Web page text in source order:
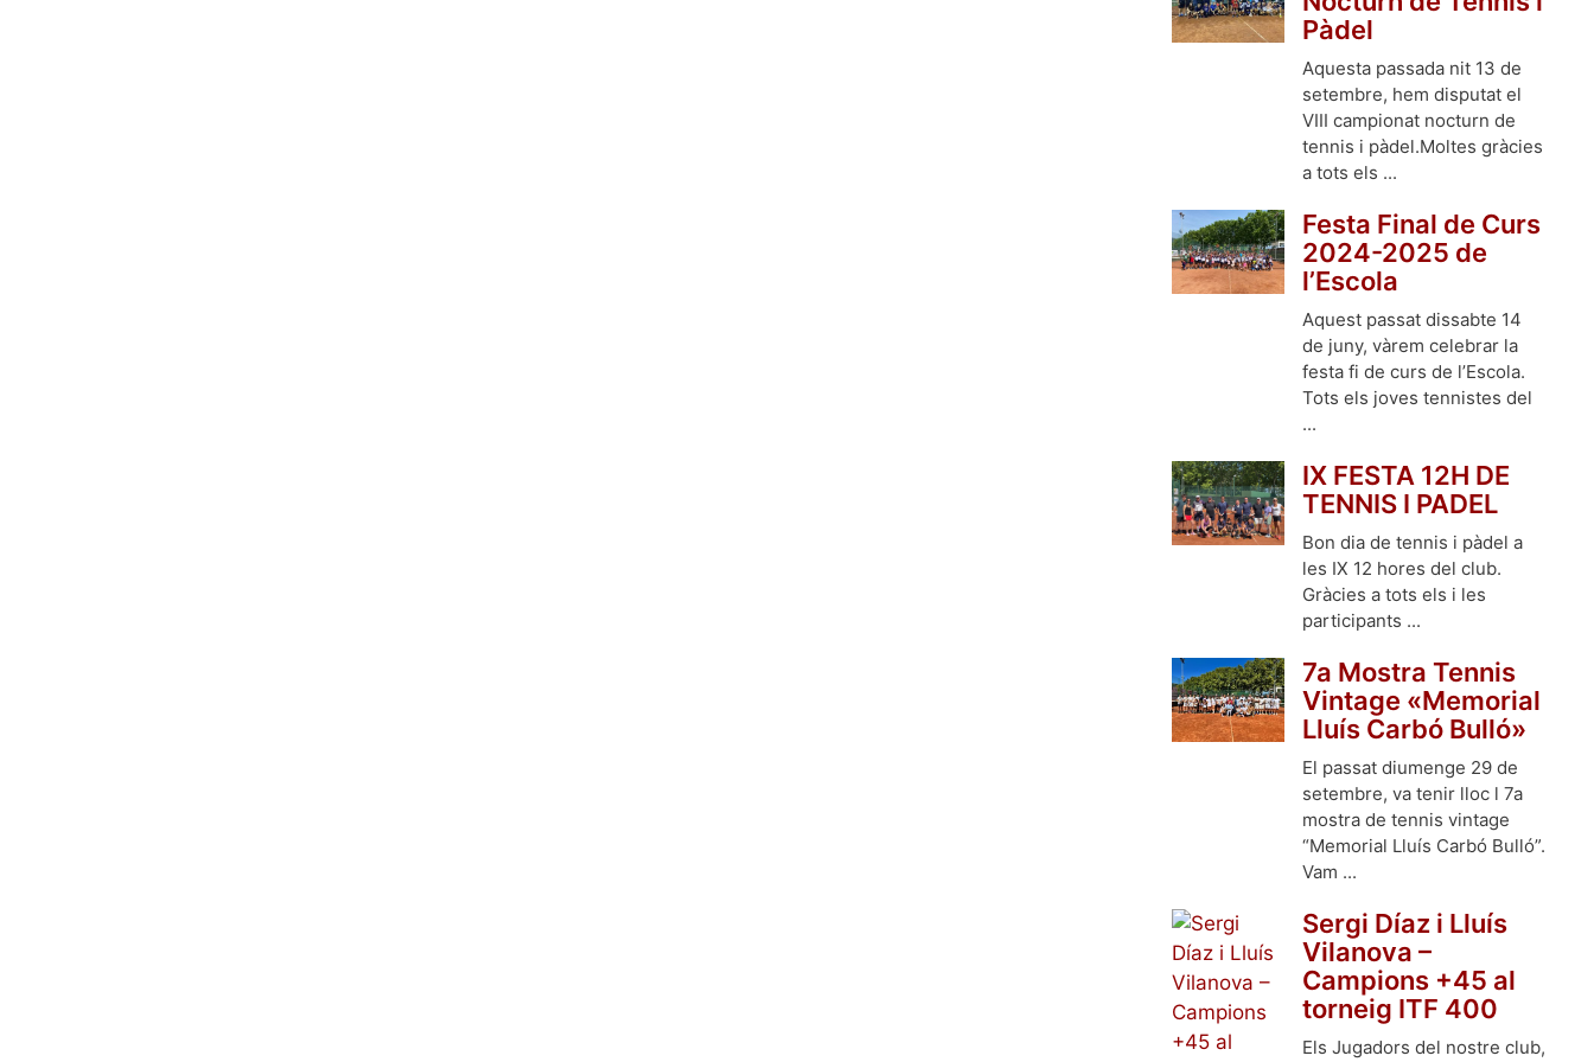
Pàdel
Aquesta passada nit 13 de
setembre, hem disputat el
VIII campionat nocturn de
tennis i pàdel.Moltes gràcies
a tots els ...
Festa Final de Curs
2024-2025 de
l’Escola
Aquest passat dissabte 14
de juny, vàrem celebrar la
festa fi de curs de l’Escola.
Tots els joves tennistes del
...
IX FESTA 12H DE
TENNIS I PADEL
Bon dia de tennis i pàdel a
les IX 12 hores del club.
Gràcies a tots els i les
participants ...
7a Mostra Tennis
Vintage «Memorial
Lluís Carbó Bulló»
El passat diumenge 29 de
setembre, va tenir lloc l 7a
mostra de tennis vintage
“Memorial Lluís Carbó Bulló”.
Vam ...
Sergi Díaz i Lluís
Vilanova –
Campions +45 al
torneig ITF 400
Els Jugadors del nostre club,